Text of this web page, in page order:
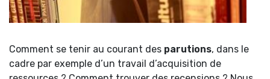
Comment se tenir au courant des parutions, dans le
cadre par exemple d’un travail d’acquisition de